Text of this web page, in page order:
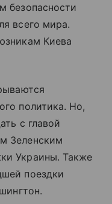
безопасности
всего мира.
Киева
политика. Но,
с главой
Зеленским
Украины. Также
поездки